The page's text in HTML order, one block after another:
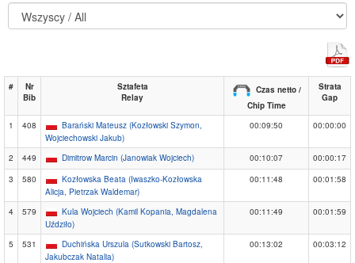
#
Nr
Bib
Sztafeta
Relay
Czas netto /
Chip Time
Strata
Gap
1 408
Barański Mateusz (Kozłowski Szymon,
Wojciechowski Jakub)
00:09:50 00:00:00
2 449 Dimitrow Marcin (Janowiak Wojciech) 00:10:07
00:00:17
3
580
Kozłowska Beata (Iwaszko-Kozłowska
Alicja, Pietrzak Waldemar)
00:11:48 00:01:58
4 579
Kula Wojciech (Kamil Kopania, Magdalena
Uździło)
00:11:49 00:01:59
5 531
Duchińska Urszula (Sutkowski Bartosz,
Jakubczak Natalia)
00:13:02 00:03:12